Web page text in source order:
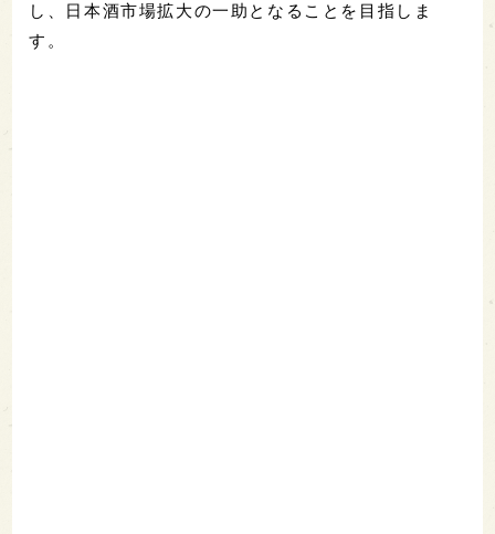
し、日本酒市場拡大の一助となることを目指しま
す。